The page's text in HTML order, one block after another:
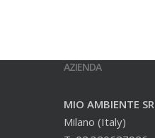
AZIENDA
MIO AMBIENTE
Milano (Italy)